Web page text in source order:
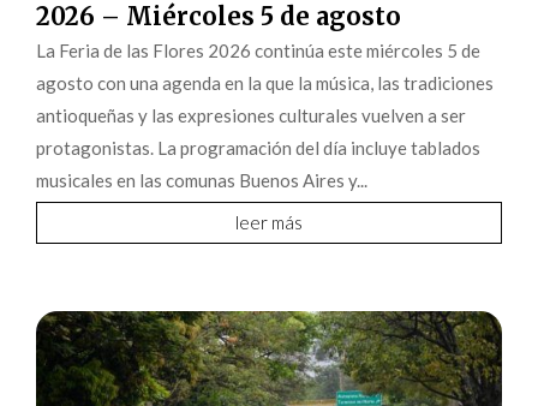
2026 – Miércoles 5 de agosto
La Feria de las Flores 2026 continúa este miércoles 5 de
agosto con una agenda en la que la música, las tradiciones
antioqueñas y las expresiones culturales vuelven a ser
protagonistas. La programación del día incluye tablados
musicales en las comunas Buenos Aires y...
leer más